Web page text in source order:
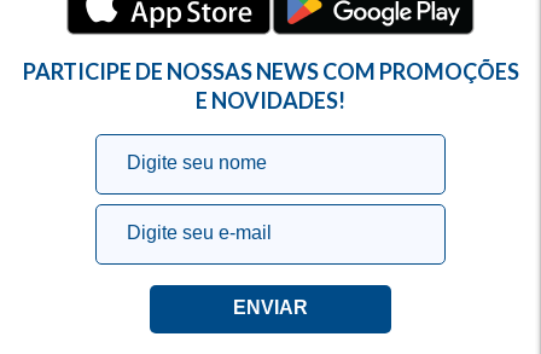
PARTICIPE DE NOSSAS NEWS COM PROMOÇÕES
E NOVIDADES!